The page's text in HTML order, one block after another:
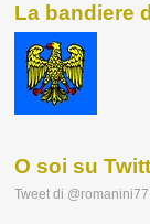
La bandiere
O soi su
Tweet di @romanini77